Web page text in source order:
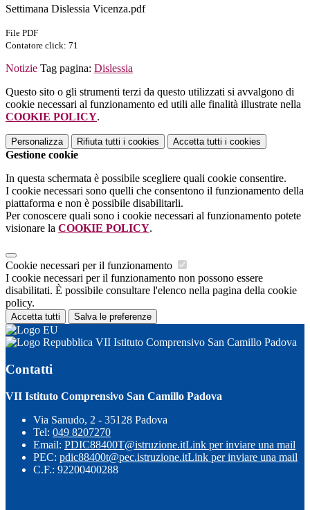
Settimana Dislessia Vicenza.pdf
File PDF
Contatore click: 71
Notizie Tag pagina: Dislessia
Questo sito o gli strumenti terzi da questo utilizzati si avvalgono di
cookie necessari al funzionamento ed utili alle finalità illustrate nella
COOKIE POLICY.
Personalizza Rifiuta tutti i cookies Accetta tutti i cookies
Gestione cookie
In questa schermata è possibile scegliere quali cookie consentire.
I cookie necessari sono quelli che consentono il funzionamento della
piattaforma e non è possibile disabilitarli.
Per conoscere quali sono i cookie necessari al funzionamento potete
visionare la COOKIE POLICY.
Cookie necessari per il funzionamento
I cookie necessari per il funzionamento non possono essere
disabilitati. È possibile consultare l'elenco nella pagina della cookie
policy.
Accetta tutti Salva le preferenze
VII Istituto Comprensivo San Camillo Padova
Contatti
VII Istituto Comprensivo San Camillo Padova
Via Sanudo, 2 - 35128 Padova
Tel: 049 8207270
Email: PDIC88400T@istruzione.itLink per inviare una mail
PEC: pdic88400t@pec.istruzione.itLink per inviare una mail
C.F.: 92200400288